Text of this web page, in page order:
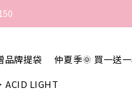
購物金！
品牌提袋
仲夏季🌞 買一送
ACID LIGHT